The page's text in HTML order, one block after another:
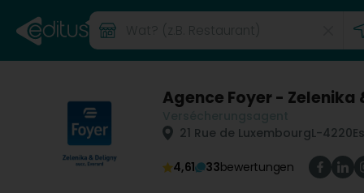
Agence Foyer - Zelenika
21 Rue de LuxembourgL-4220
4,61 33bewertungen